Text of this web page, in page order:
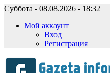
Суббота - 08.08.2026 - 18:32
Мой аккаунт
Вход
Регистрация